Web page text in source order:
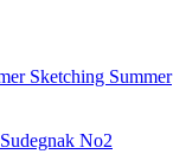
Sketching Summer
Sudegnak No2